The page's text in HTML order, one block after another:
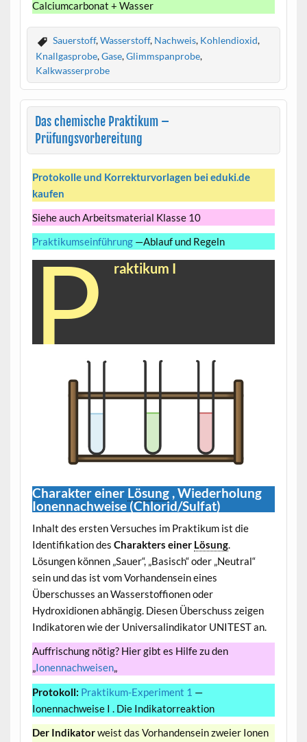
Calciumcarbonat + Wasser
Sauerstoff,Wasserstoff, Nachweis, Kohlendioxid,
Knallgasprobe,Gase,Glimmspanprobe,
Kalkwasserprobe
Das chemische Praktikum –
Prüfungsvorbereitung
Protokolle und Korrekturvorlagen bei eduki.de
kaufen
Siehe auch Arbeitsmaterial Klasse 10
Praktikumseinführung—Ablauf und Regeln
P raktikum I
Charakter einer Lösung, Wiederholung
Ionennachweise (Chlorid/Sulfat)
Inhalt des ersten Versuches im Praktikum ist die
Identifikation des Charakters einer Lösung.
Lösungen können „Sauer“, „Basisch“ oder „Neutral“
sein und das ist vom Vorhandensein eines
Überschusses an Wasserstoffionen oder
Hydroxidionen abhängig. Diesen Überschuss zeigen
Indikatoren wie der Universalindikator UNITEST an.
Auffrischung nötig? Hier gibt es Hilfe zu den
„Ionennachweisen„
Protokoll: Praktikum-Experiment 1 —
Ionennachweise I . Die Indikatorreaktion
Der Indikatorweist das Vorhandensein zweier Ionen